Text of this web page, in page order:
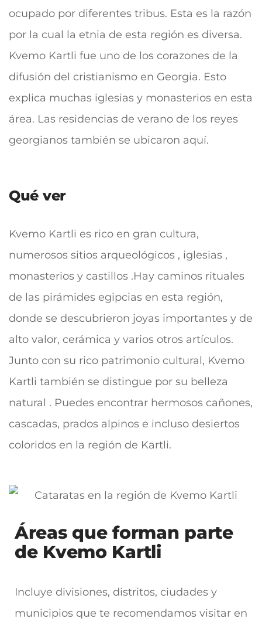
ocupado por diferentes tribus. Esta es la razón
por la cual la etnia de esta región es diversa.
Kvemo Kartli fue uno de los corazones de la
difusión del cristianismo en Georgia. Esto
explica muchas iglesias y monasterios en esta
área. Las residencias de verano de los reyes
georgianos también se ubicaron aquí.
Qué ver
Kvemo Kartli es rico en gran cultura,
numerosos sitios arqueológicos , iglesias ,
monasterios y castillos .Hay caminos rituales
de las pirámides egipcias en esta región,
donde se descubrieron joyas importantes y de
alto valor, cerámica y varios otros artículos.
Junto con su rico patrimonio cultural, Kvemo
Kartli también se distingue por su belleza
natural . Puedes encontrar hermosos cañones,
cascadas, prados alpinos e incluso desiertos
coloridos en la región de Kartli.
Áreas que forman parte
de Kvemo Kartli
Incluye divisiones, distritos, ciudades y
municipios que te recomendamos visitar en